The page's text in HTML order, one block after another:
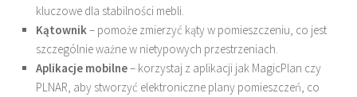
kluczowe dla stabilności mebli.
Kątownik – pomoże zmierzyć kąty w pomieszczeniu, co jest
szczególnie ważne w nietypowych przestrzeniach.
Aplikacje mobilne– korzystaj z aplikacji jak MagicPlan czy
PLNAR, aby stworzyć elektroniczne plany pomieszczeń, co